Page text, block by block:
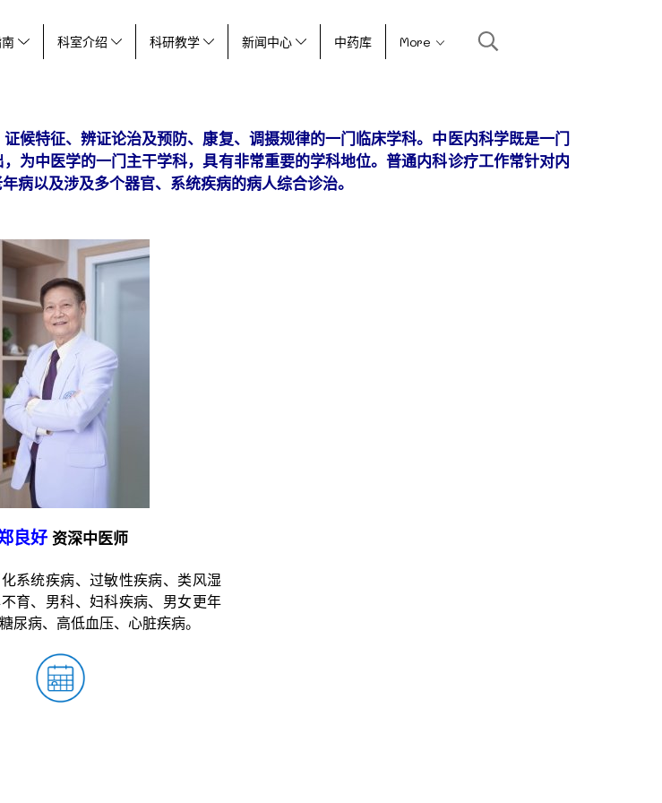
南 科室介绍 科研教学 新闻中心 中药库 More
候特征、辨证论治及预防、康复、调摄规律的一门临床学科。 中医内科学既是一门
为中医学的一门主干学科，具有非常重要的学科地位。普通内科诊疗工作常针对内
病以及涉及多个器官、系统疾病的病人综合诊治。
良好 资深中医师
系统疾病、过敏性疾病、类风湿
育、男科、妇科疾病、男女更年
尿病、高低血压、心脏疾病。